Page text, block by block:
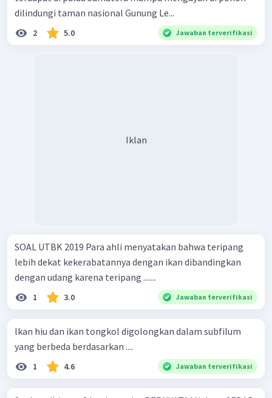
dilindungi taman nasional Gunung Le...
2 5.0 Jawaban terverifikasi
Iklan
SOAL UTBK 2019 Para ahli menyatakan bahwa teripang
lebih dekat kekerabatannya dengan ikan dibandingkan
dengan udang karena teripang .......
1 3.0 Jawaban terverifikasi
lkan hiu dan ikan tongkol digolongkan dalam subfilum
yang berbeda berdasarkan ....
1 4.6 Jawaban terverifikasi